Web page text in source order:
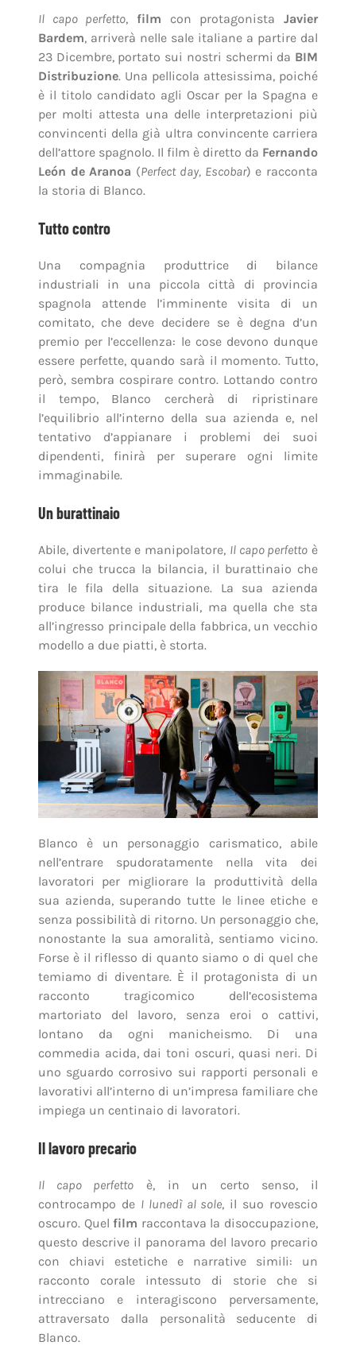
Il capo perfetto, film con protagonistaJavier
Bardem, arriverà nelle sale italiane a partire dal
23 Dicembre, portato sui nostri schermi da BIM
Distribuzione. Una pellicola attesissima, poiché
è il titolo candidato agli Oscar per la Spagna e
per molti attesta una delle interpretazioni più
convincenti della già ultra convincente carriera
dell’attore spagnolo. Il film è diretto da Fernando
León de Aranoa (Perfect day, Escobar) e racconta
la storia di Blanco.
Tutto contro
Una compagnia produttrice di bilance
industriali in una piccola città di provincia
spagnola attende l’imminente visita di un
comitato, che deve decidere se è degna d’un
premio per l’eccellenza: le cose devono dunque
essere perfette, quando sarà il momento. Tutto,
però, sembra cospirare contro. Lottando contro
il tempo, Blanco cercherà di ripristinare
l’equilibrio all’interno della sua azienda e, nel
tentativo d’appianare i problemi dei suoi
dipendenti, finirà per superare ogni limite
immaginabile.
Un burattinaio
Abile, divertente e manipolatore, Il capo perfetto è
colui che trucca la bilancia, il burattinaio che
tira le fila della situazione. La sua azienda
produce bilance industriali, ma quella che sta
all’ingresso principale della fabbrica, un vecchio
modello a due piatti, è storta.
Blanco è un personaggio carismatico, abile
nell’entrare spudoratamente nella vita dei
lavoratori per migliorare la produttività della
sua azienda, superando tutte le linee etiche e
senza possibilità di ritorno. Un personaggio che,
nonostante la sua amoralità, sentiamo vicino.
Forse è il riflesso di quanto siamo o di quel che
temiamo di diventare. È il protagonista di un
racconto tragicomico dell’ecosistema
martoriato del lavoro, senza eroi o cattivi,
lontano da ogni manicheismo. Di una
commedia acida, dai toni oscuri, quasi neri. Di
uno sguardo corrosivo sui rapporti personali e
lavorativi all’interno di un’impresa familiare che
impiega un centinaio di lavoratori.
Il lavoro precario
Il capo perfetto è, in un certo senso, il
controcampo de I lunedì al sole, il suo rovescio
oscuro. Quel film raccontava la disoccupazione,
questo descrive il panorama del lavoro precario
con chiavi estetiche e narrative simili: un
racconto corale intessuto di storie che si
intrecciano e interagiscono perversamente,
attraversato dalla personalità seducente di
Blanco.